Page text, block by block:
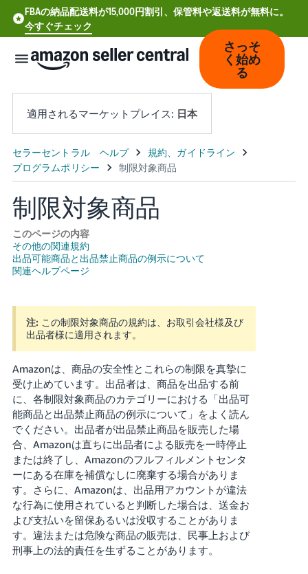
FBAの納品配送料が15,000円割引、保管料や返送料が無料に。
今すぐチェック
日
本
語
中
文
-
CN
Deutsch
- DE
- ES
Français
- FR
Italiano
- IT
한
국
어
-
KR
日
本
ロ
グ
イ
ン
さっそ
く始め
る
適用されるマーケットプレイス: 日本
制限対象商品
このページの内容
その他の関連規約
出品可能商品と出品禁止商品の例示について
関連ヘルプページ
注: この制限対象商品の規約は、お取引会社様及び
出品者様に適用されます。
Amazonは、商品の安全性とこれらの制限を真摯に
受け止めています。出品者は、商品を出品する前
に、各制限対象商品のカテゴリーにおける「出品可
能商品と出品禁止商品の例示について」をよく読ん
でください。出品者が出品禁止商品を販売した場
合、Amazonは直ちに出品者による販売を一時停止
または終了し、Amazonのフルフィルメントセンタ
ーにある在庫を補償なしに廃棄する場合がありま
す。さらに、Amazonは、出品用アカウントが違法
な行為に使用されていると判断した場合は、送金お
よび支払いを留保あるいは没収することがありま
す。違法または危険な商品の販売は、民事上および
刑事上の法的責任を生ずることがあります。